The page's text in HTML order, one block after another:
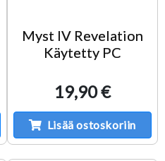
Myst IV Revelation
Käytetty PC
19,90 €
Lisää ostoskoriin